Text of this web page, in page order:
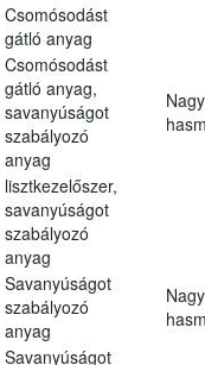
Csomósodást
gátló anyag
Csomósodást
gátló anyag,
savanyúságot
szabályozó
anyag
lisztkezelőszer,
savanyúságot
szabályozó
anyag
Savanyúságot
szabályozó
anyag
Savanyúságot